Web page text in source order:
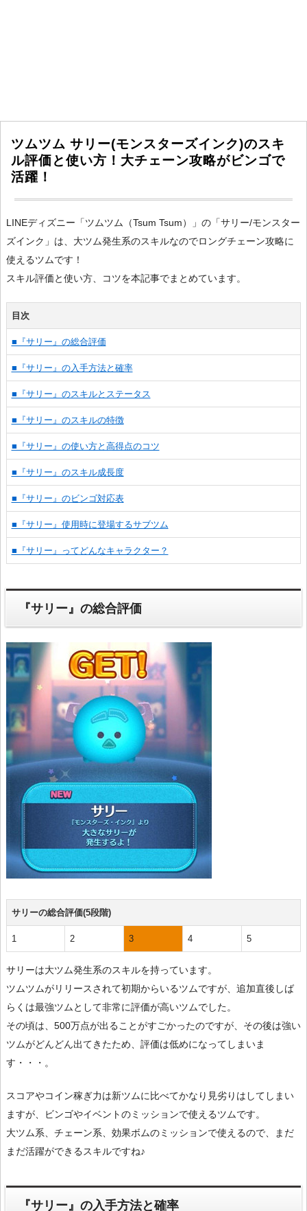
ツムツム サリー(モンスターズインク)のスキ
ル評価と使い方！大チェーン攻略がビンゴで
活躍！
LINEディズニー「ツムツム（Tsum Tsum）」の「サリー/モンスター
ズインク」は、大ツム発生系のスキルなのでロングチェーン攻略に
使えるツムです！
スキル評価と使い方、コツを本記事でまとめています。
目次
■『サリー』の総合評価
■『サリー』の入手方法と確率
■『サリー』のスキルとステータス
■『サリー』のスキルの特徴
■『サリー』の使い方と高得点のコツ
■『サリー』のスキル成長度
■『サリー』のビンゴ対応表
■『サリー』使用時に登場するサブツム
■『サリー』ってどんなキャラクター？
『サリー』の総合評価
サリーの総合評価(5段階)
1 2 3 4 5
サリーは大ツム発生系のスキルを持っています。
ツムツムがリリースされて初期からいるツムですが、追加直後しば
らくは最強ツムとして非常に評価が高いツムでした。
その頃は、500万点が出ることがすごかったのですが、その後は強い
ツムがどんどん出てきたため、評価は低めになってしまいま
す・・・。
スコアやコイン稼ぎ力は新ツムに比べてかなり見劣りはしてしまい
ますが、ビンゴやイベントのミッションで使えるツムです。
大ツム系、チェーン系、効果ボムのミッションで使えるので、まだ
まだ活躍ができるスキルですね♪
『サリー』の入手方法と確率